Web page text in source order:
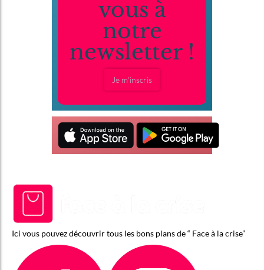
vous à
notre
newsletter !
Je m'inscris
Ici vous pouvez découvrir tous les bons plans de “ Face à la crise”